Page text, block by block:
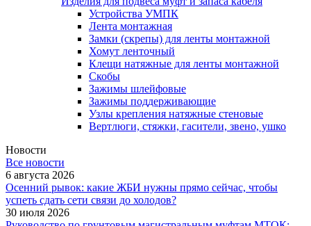
Устройства УМПК
Лента монтажная
Замки (скрепы) для ленты монтажной
Хомут ленточный
Клещи натяжные для ленты монтажной
Скобы
Зажимы шлейфовые
Зажимы поддерживающие
Узлы крепления натяжные стеновые
Вертлюги, стяжки, гасители, звено, ушко
Новости
Все новости
6 августа 2026
Осенний рывок: какие ЖБИ нужны прямо сейчас, чтобы
успеть сдать сети связи до холодов?
30 июля 2026